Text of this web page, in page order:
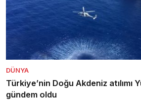
DÜNYA
Türkiye’nin Doğu Akdeniz atılımı
gündem oldu